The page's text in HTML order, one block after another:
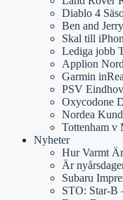
Diablo 4
Ben and
Skal till
Lediga jobb
Applion
Garmin
PSV
Oxycodone
Nordea
Tottenham v
Nyheter
Hur Varmt
Är
Subaru
STO: Star-B